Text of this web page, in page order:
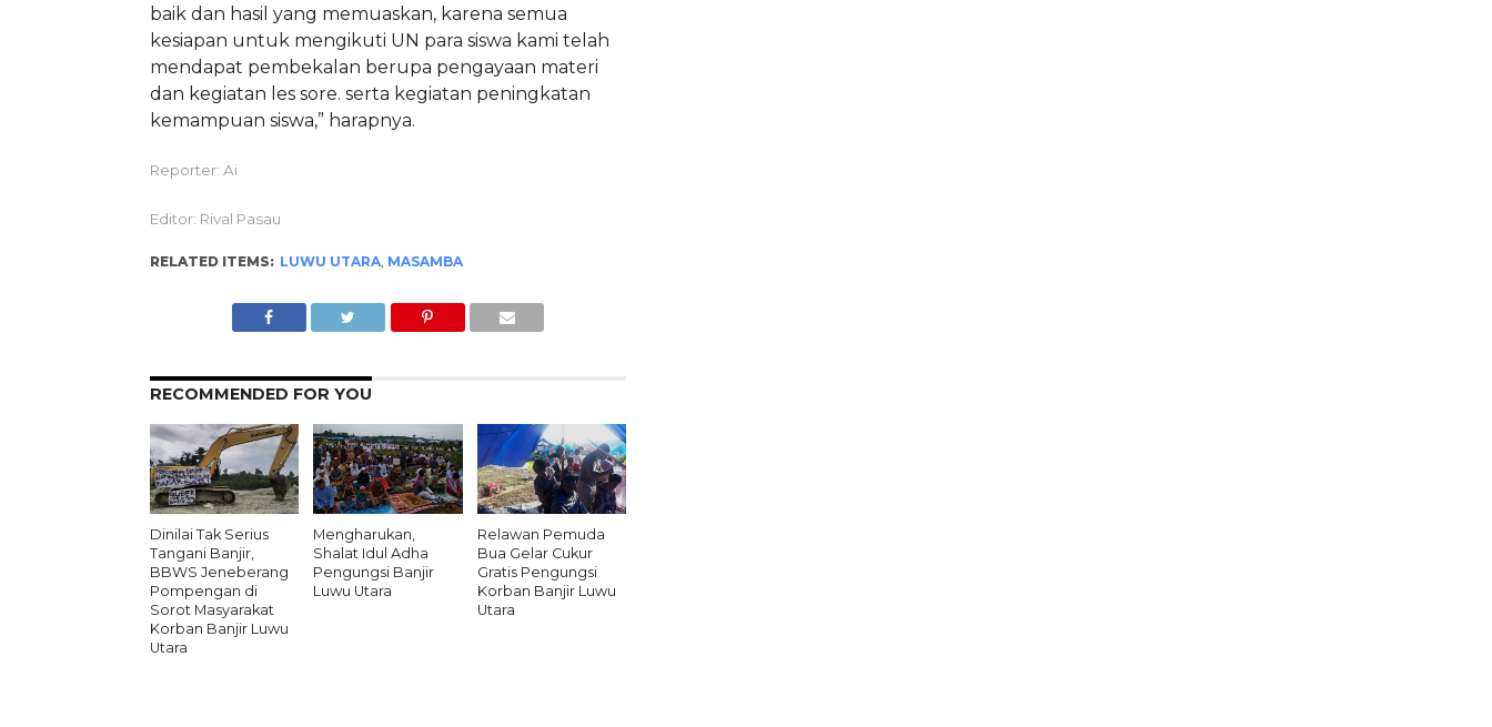
baik dan hasil yang memuaskan, karena semua
kesiapan untuk mengikuti UN para siswa kami telah
mendapat pembekalan berupa pengayaan materi
dan kegiatan les sore. serta kegiatan peningkatan
kemampuan siswa,” harapnya.
Reporter: Ai
Editor: Rival Pasau
RELATED ITEMS: LUWU UTARA, MASAMBA
RECOMMENDED FOR YOU
Dinilai Tak Serius
Tangani Banjir,
BBWS Jeneberang
Pompengan di
Sorot Masyarakat
Korban Banjir Luwu
Utara
Mengharukan,
Shalat Idul Adha
Pengungsi Banjir
Luwu Utara
Relawan Pemuda
Bua Gelar Cukur
Gratis Pengungsi
Korban Banjir Luwu
Utara